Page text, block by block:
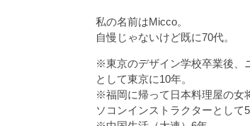
私の名前はMicco。
自慢じゃないけど既に70代。
※東京のデザイン学校卒業後、
として東京に10年。
※福岡に帰って日本料理屋の女
ソコンインストラクターとして5